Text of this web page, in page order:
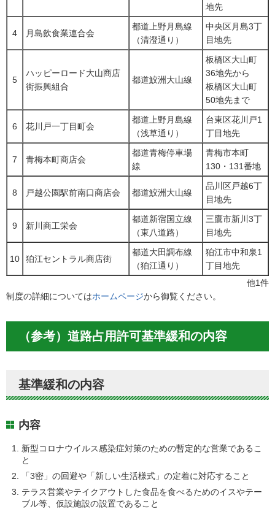
地先
4 月島飲食業連合会
都道上野月島線
（清澄通り）
中央区月島3丁
目地先
5
ハッピーロード大山商店
街振興組合
都道鮫洲大山線
板橋区大山町
36地先から
板橋区大山町
50地先まで
6 花川戸一丁目町会
都道上野月島線
（浅草通り）
台東区花川戸1
丁目地先
7 青梅本町商店会
都道青梅停車場
線
青梅市本町
130・131番地
8 戸越公園駅前南口商店会 都道鮫洲大山線
品川区戸越6丁
目地先
9 新川商工栄会
都道新宿国立線
（東八道路）
三鷹市新川3丁
目地先
10 狛江セントラル商店街
都道大田調布線
（狛江通り）
狛江市中和泉1
丁目地先
他1件
制度の詳細についてはホームページから御覧ください。
（参考）道路占用許可基準緩和の内容
基準緩和の内容
内容
新型コロナウイルス感染症対策のための暫定的な営業であるこ
と
「3密」の回避や「新しい生活様式」の定着に対応すること
テラス営業やテイクアウトした食品を食べるためのイスやテー
ブル等、仮設施設の設置であること